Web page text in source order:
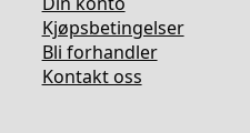
Kjøpsbetingelser
Bli forhandler
Kontakt oss